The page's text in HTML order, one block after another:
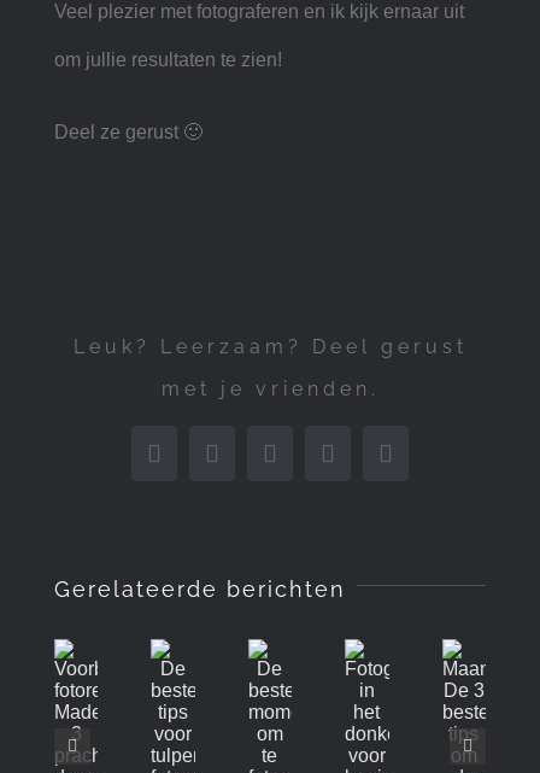
Veel plezier met fotograferen en ik kijk ernaar uit
om jullie resultaten te zien!
Deel ze gerust 🙂
Leuk? Leerzaam? Deel gerust
met je vrienden.
Facebook
X LinkedInWhatsAppPinterest
Gerelateerde berichten